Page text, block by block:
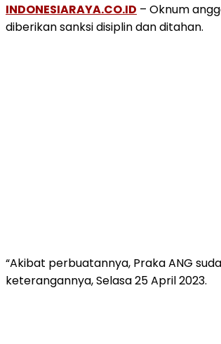
INDONESIARAYA.CO.ID – Oknum
diberikan sanksi disiplin dan ditahan.
“Akibat perbuatannya, Praka ANG
keterangannya, Selasa 25 April 2023.